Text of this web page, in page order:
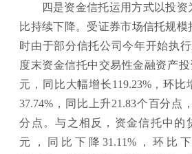
四是资金信托运用方式以投
比持续下降。受证券市场信托规模
时由于部分信托公司今年开始执
度末资金信托中交易性金融资产
元，同比大幅增长119.23%，环比
37.74%，同比上升21.83个百分点
分点。与之相反，资金信托中的
元，同比下降31.11%，环比